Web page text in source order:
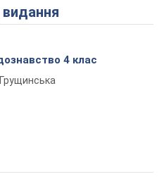
Play Video
видання
4 клас
Грущинська